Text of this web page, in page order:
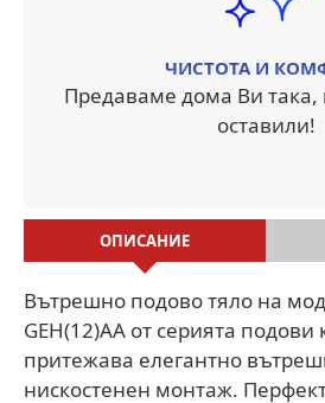
ЧИСТОТА И
Предаваме дома Ви така,
оставили!
ОПИСАНИЕ
Вътрешно подово тяло на
GEH(12)AA от серията
притежава елегантно
нискостенен монтаж.